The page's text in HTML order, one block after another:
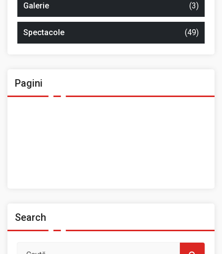
Galerie (3)
Spectacole (49)
Pagini
Search